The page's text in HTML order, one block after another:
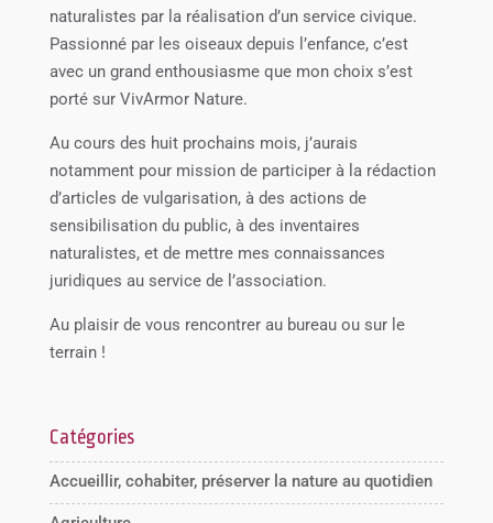
naturalistes par la réalisation d’un service civique.
Passionné par les oiseaux depuis l’enfance, c’est
avec un grand enthousiasme que mon choix s’est
porté sur VivArmor Nature.
Au cours des huit prochains mois, j’aurais
notamment pour mission de participer à la rédaction
d’articles de vulgarisation, à des actions de
sensibilisation du public, à des inventaires
naturalistes, et de mettre mes connaissances
juridiques au service de l’association.
Au plaisir de vous rencontrer au bureau ou sur le
terrain !
Catégories
Accueillir, cohabiter, préserver la nature au quotidien